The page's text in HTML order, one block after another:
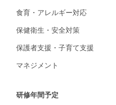
食育・アレルギー対応
保健衛生・安全対策
保護者支援・子育て支援
マネジメント
研修年間予定